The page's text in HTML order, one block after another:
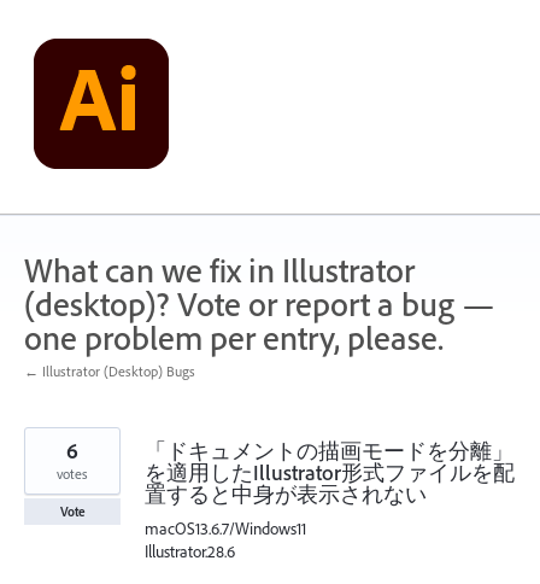
content
What can we fix in Illustrator
(desktop)? Vote or report a bug —
one problem per entry, please.
← Illustrator (Desktop) Bugs
「ドキュメントの描画モードを分離」
を適用したIllustrator形式ファイルを配
置すると中身が表示されない
macOS13.6.7/Windows11
Illustrator.28.6
6
votes
Vote